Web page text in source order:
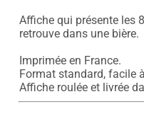
Affiche qui présente les
retrouve dans une bière.
Imprimée en France.
Format standard, facile
Affiche roulée et livrée